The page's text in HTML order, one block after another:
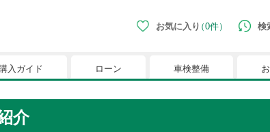
お気に入り 0件
登録されているおクルマはござ
検
入ガイド ローン 車検整備
介